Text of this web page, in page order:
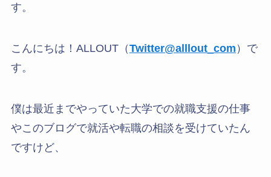
す。
こんにちは！ALLOUT（Twitter@alllout_com ）で
す。
僕は最近までやっていた大学での就職支援の仕事
やこのブログで就活や転職の相談を受けていたん
ですけど、